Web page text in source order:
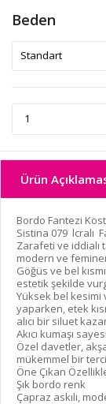
Beden
Ürün
Bordo Fantezi
Sistina 079 lcralı
Zarafeti ve iddialı
modern ve
Göğüs ve bel
estetik şekilde
Yüksek bel kesimi
yaparken, etek
alıcı bir siluet
Akıcı kumaşı
Özel davetler,
mükemmel bir
Öne Çıkan
Şık bordo renk
Çapraz askılı,